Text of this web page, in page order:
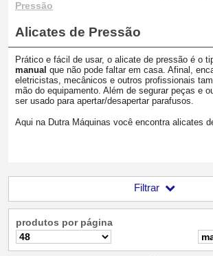
Pressão
Alicates de Pressão
Prático e fácil de usar, o alicate de pressão é o
manual que não pode faltar em casa. Afinal,
eletricistas, mecânicos e outros profissionais
mão do equipamento. Além de segurar peças e
ser usado para apertar/desapertar parafusos.
Aqui na Dutra Máquinas você encontra alicates
correntes) e com diferentes mordentes
Filtrar
produtos por página